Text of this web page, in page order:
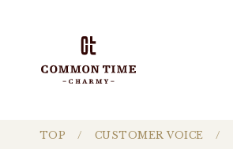
TOP CUSTOMER VOICE